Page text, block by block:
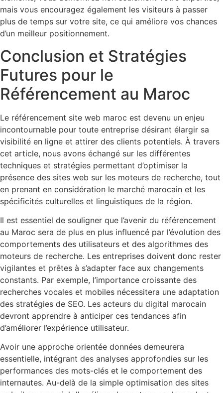
mais vous encouragez également les visiteurs à passer
plus de temps sur votre site, ce qui améliore vos chances
d’un meilleur positionnement.
Conclusion et Stratégies
Futures pour le
Référencement au Maroc
Le référencement site web maroc est devenu un enjeu
incontournable pour toute entreprise désirant élargir sa
visibilité en ligne et attirer des clients potentiels. À travers
cet article, nous avons échangé sur les différentes
techniques et stratégies permettant d’optimiser la
présence des sites web sur les moteurs de recherche, tout
en prenant en considération le marché marocain et les
spécificités culturelles et linguistiques de la région.
Il est essentiel de souligner que l’avenir du référencement
au Maroc sera de plus en plus influencé par l’évolution des
comportements des utilisateurs et des algorithmes des
moteurs de recherche. Les entreprises doivent donc rester
vigilantes et prêtes à s’adapter face aux changements
constants. Par exemple, l’importance croissante des
recherches vocales et mobiles nécessitera une adaptation
des stratégies de SEO. Les acteurs du digital marocain
devront apprendre à anticiper ces tendances afin
d’améliorer l’expérience utilisateur.
Avoir une approche orientée données demeurera
essentielle, intégrant des analyses approfondies sur les
performances des mots-clés et le comportement des
internautes. Au-delà de la simple optimisation des sites